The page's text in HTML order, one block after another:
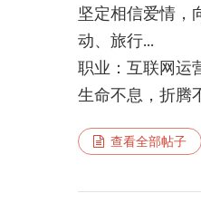
坚定相信爱情，
动、旅行...
职业：互联网运
生命不息，折腾
查看全部帖子